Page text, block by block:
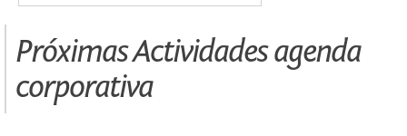
Próximas Actividades agenda
corporativa